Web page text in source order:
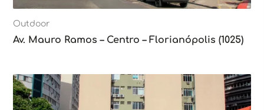
Outdoor
Av. Mauro Ramos – Centro – Florianópolis (1025)